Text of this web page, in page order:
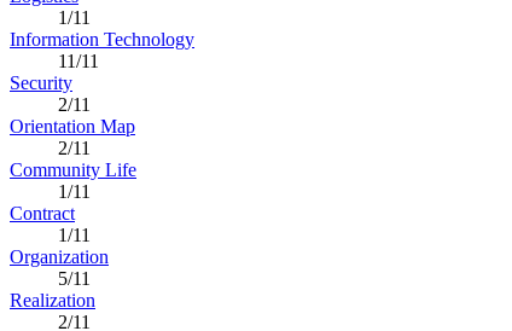
1/11
Information Technology
11/11
Security
2/11
Orientation Map
2/11
Community Life
1/11
Contract
1/11
Organization
5/11
Realization
2/11